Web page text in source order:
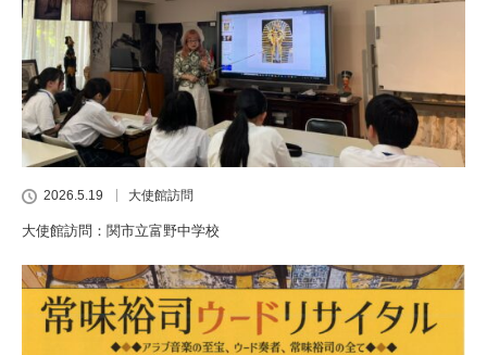
2026.5.19 大使館訪問
大使館訪問：関市立富野中学校